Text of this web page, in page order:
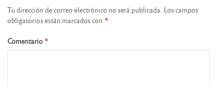
Tu dirección de correo electrónico no será publicada. Los campos
obligatorios están marcados con *
Comentario *